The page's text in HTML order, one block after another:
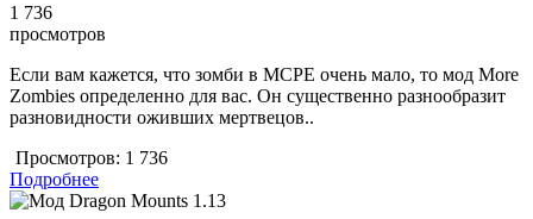
1 736
просмотров
Если вам кажется, что зомби в MCPE очень мало, то мод More
Zombies определенно для вас. Он существенно разнообразит
разновидности оживших мертвецов..
Просмотров: 1 736
Подробнее